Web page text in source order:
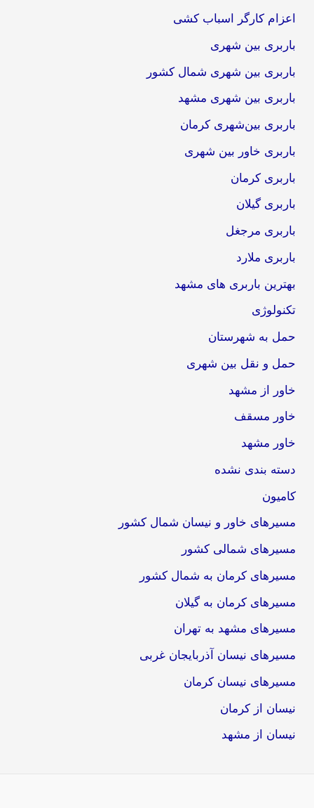
اعزام کارگر اسباب کشی
باربری بین شهری
باربری بین شهری شمال کشور
باربری بین شهری مشهد
باربری بین‌شهری کرمان
باربری خاور بین شهری
باربری کرمان
باربری گیلان
باربری مرجغل
باربری ملارد
بهترین باربری های مشهد
تکنولوژی
حمل به شهرستان
حمل و نقل بین شهری
خاور از مشهد
خاور مسقف
خاور مشهد
دسته بندی نشده
کامیون
مسیرهای خاور و نیسان شمال کشور
مسیرهای شمالی کشور
مسیرهای کرمان به شمال کشور
مسیرهای کرمان به گیلان
مسیرهای مشهد به تهران
مسیرهای نیسان آذربایجان غربی
مسیرهای نیسان کرمان
نیسان از کرمان
نیسان از مشهد